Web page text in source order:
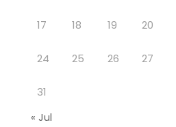
17 18 19 20
24 25 26 27
31
« Jul